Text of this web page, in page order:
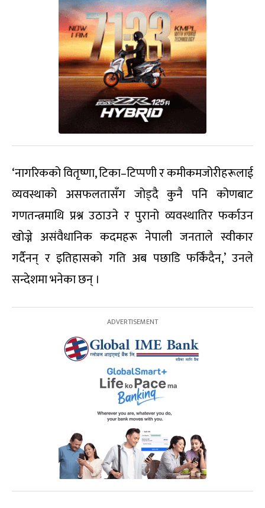
‘नागरिकको वितृष्णा, टिका–टिप्पणी र कमीकमजोरीहरूलाई
व्यवस्थाको असफलतासँग जोड्दै कुनै पनि कोणबाट
गणतन्त्रमाथि प्रश्न उठाउने र पुरानो व्यवस्थातिर फर्काउन
खोज्ने असंवैधानिक कदमहरू नेपाली जनताले स्वीकार
गर्दैनन् र इतिहासको गति अब पछाडि फर्किंदैन,’ उनले
सन्देशमा भनेका छन् ।